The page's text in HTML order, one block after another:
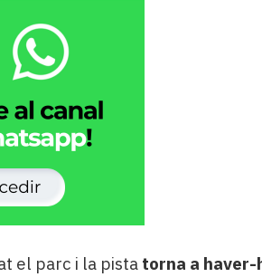
el parc i la pistatorna a haver-